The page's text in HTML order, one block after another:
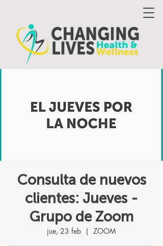
Consulta de nuevos
clientes: Jueves -
Grupo de Zoom
jue, 23 feb
  |
ZOOM